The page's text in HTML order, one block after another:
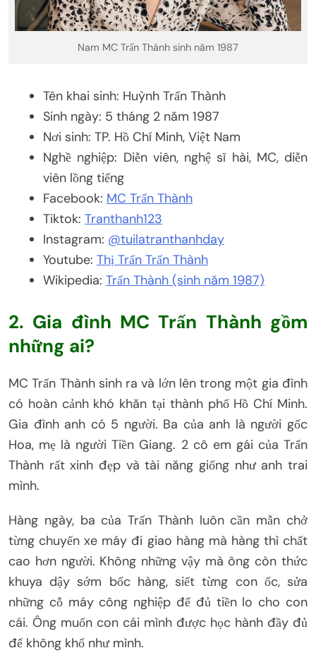
Nam MC Trấn Thành sinh năm 1987
Tên khai sinh: Huỳnh Trấn Thành
Sinh ngày: 5 tháng 2 năm 1987
Nơi sinh: TP. Hồ Chí Minh, Việt Nam
Nghề nghiệp: Diễn viên, nghệ sĩ hài, MC, diễn
viên lồng tiếng
Facebook: MC Trấn Thành
Tiktok: Tranthanh123
Instagram: @tuilatranthanhday
Youtube: Thị Trấn Trấn Thành
Wikipedia: Trấn Thành (sinh năm 1987)
2. Gia đình MC Trấn Thành gồm
những ai?
MC Trấn Thành sinh ra và lớn lên trong một gia đình
có hoàn cảnh khó khăn tại thành phố Hồ Chí Minh.
Gia đình anh có 5 người. Ba của anh là người gốc
Hoa, mẹ là người Tiền Giang. 2 cô em gái của Trấn
Thành rất xinh đẹp và tài năng giống như anh trai
mình.
Hàng ngày, ba của Trấn Thành luôn cần mẫn chở
từng chuyến xe máy đi giao hàng mà hàng thì chất
cao hơn người. Không những vậy mà ông còn thức
khuya dậy sớm bốc hàng, siết từng con ốc, sửa
những cỗ máy công nghiệp để đủ tiền lo cho con
cái. Ông muốn con cái mình được học hành đầy đủ
để không khổ như mình.